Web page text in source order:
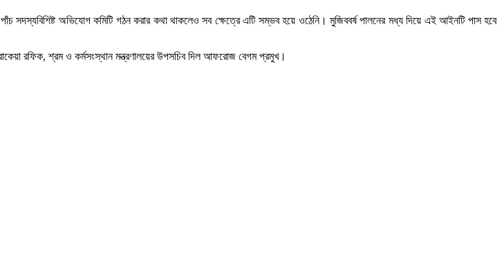
সদস্যবিশিষ্ট অভিযোগ কমিটি গঠন করার কথা থাকলেও সব ক্ষেত্রে এটি সম্ভব হয়ে ওঠেনি। মুজিববর্ষ পালনের মধ্য দিয়ে এই আইনটি পাস হবে
রফিক, শ্রম ও কর্মসংস্থান মন্ত্রণালয়ের উপসচিব দিল আফরোজ বেগম প্রমুখ।